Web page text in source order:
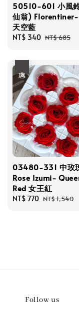
50510-601 小風
仙翁)
天空藍
Sale
NT$ 340 Regular
NT$ 685
03480-331 中玫
Rose Izumi-
Red 女王紅
Sale
NT$ 770 Regular
NT$ 1,540
Follow us